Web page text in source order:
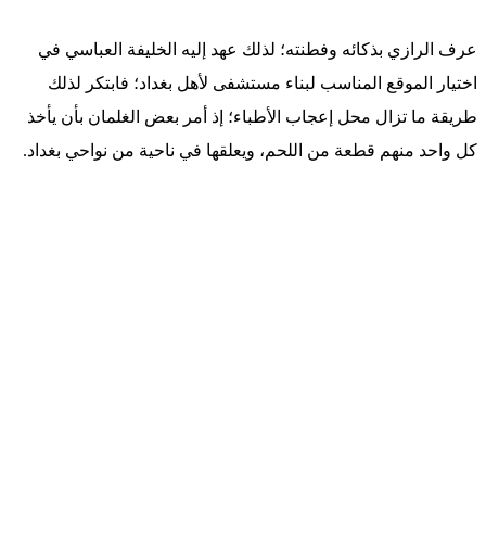
عرف الرازي بذكائه وفطنته؛ لذلك عهد إليه الخليفة العباسي في
اختيار الموقع المناسب لبناء مستشفى لأهل بغداد؛ فابتكر لذلك
طريقة ما تزال محل إعجاب الأطباء؛ إذ أمر بعض الغلمان بأن يأخذ
كل واحد منهم قطعة من اللحم، ويعلقها في ناحية من نواحي بغداد.